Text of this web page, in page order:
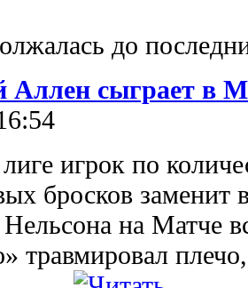
до
Аллен сыграет в
игрок по
бросков заменит
на Матче
травмировал